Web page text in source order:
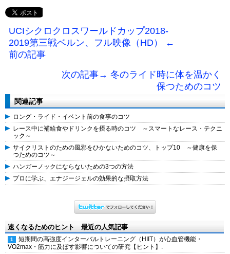
UCIシクロクロスワールドカップ2018-
2019第三戦ベルン、フル映像（HD） ←
前の記事
次の記事→ 冬のライド時に体を温かく
保つためのコツ
関連記事
ロング・ライド・イベント前の食事のコツ
レース中に補給食やドリンクを摂る時のコツ ～スマートなレース・テクニ
ック～
サイクリストのための風邪をひかないためのコツ、トップ10 ～健康を保
つためのコツ～
ハンガーノックにならないための3つの方法
プロに学ぶ、エナジージェルの効果的な摂取方法
速くなるためのヒント 最近の人気記事
短期間の高強度インターバルトレーニング（HIIT）が心血管機能・
VO2max・筋力に及ぼす影響についての研究【ヒント】.